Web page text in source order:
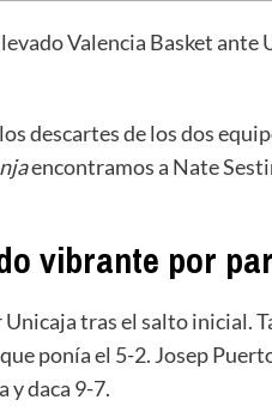
Valencia Basket
descartes de los dos
encontramos a Nate
vibrante por
tras el salto inicial.
ponía el 5-2. Josep
y daca 9-7.